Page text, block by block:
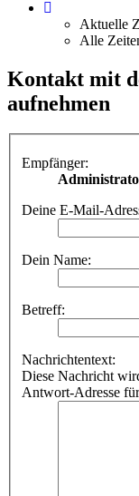
Aktuelle
Alle
Kontakt mit
aufnehmen
Empfänger:
Deine E-Mail-
Dein Name:
Betreff:
Nachrichtentext:
Diese Nachricht
Antwort-Adresse